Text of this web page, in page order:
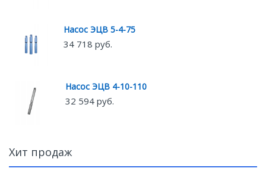
Насос ЭЦВ 5-4-75
34 718 руб.
Насос ЭЦВ 4-10-110
32 594 руб.
Хит продаж